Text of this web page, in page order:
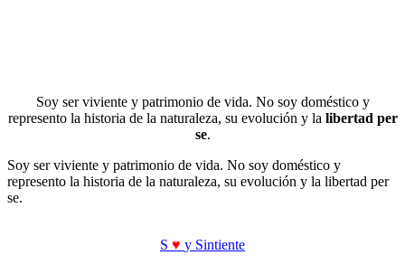
Soy ser viviente y patrimonio de vida. No soy doméstico y
represento la historia de la naturaleza, su evolución y la libertad per
se.
Soy ser viviente y patrimonio de vida. No soy doméstico y
represento la historia de la naturaleza, su evolución y la libertad per
se.
S ♥ y Sintiente